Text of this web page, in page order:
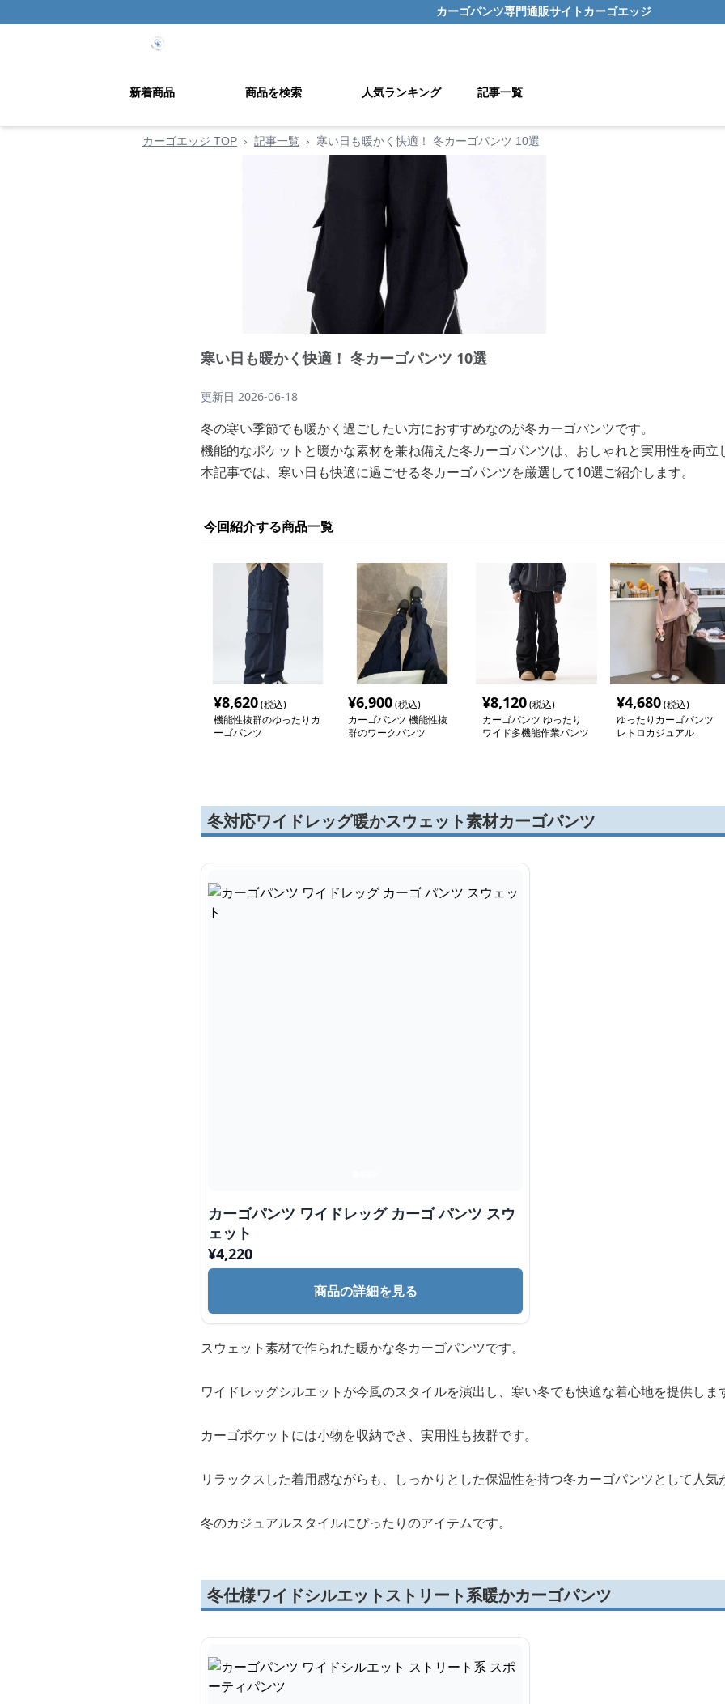
カーゴパンツ専門通販サイト カーゴエッジ
新着商品 商品を検索 人気ランキング 記事一覧
カーゴエッジ TOP › 記事一覧 › 寒い日も暖かく快適！ 冬カーゴパンツ 10選
寒い日も暖かく快適！ 冬カーゴパンツ 10選
更新日 2026-06-18
冬の寒い季節でも暖かく過ごしたい方におすすめなのが冬カーゴパンツです。
機能的なポケットと暖かな素材を兼ね備えた冬カーゴパンツは、おしゃれと実用性を両
本記事では、寒い日も快適に過ごせる冬カーゴパンツを厳選して10選ご紹介します。
今回紹介する商品一覧
¥8,620(税込)
機能性抜群のゆったりカ
ーゴパンツ
¥6,900(税込)
カーゴパンツ 機能性抜
群のワークパンツ
¥8,120(税込)
カーゴパンツ ゆったり
ワイド多機能作業パンツ
¥4,680(税込)
ゆったりカーゴパンツ
レトロカジュアル
冬対応ワイドレッグ暖かスウェット素材カーゴパンツ
カーゴパンツ ワイドレッグ カーゴ パンツ スウ
ェット
¥4,220
商品の詳細を見る
スウェット素材で作られた暖かな冬カーゴパンツです。
ワイドレッグシルエットが今風のスタイルを演出し、寒い冬でも快適な着心地を提供しま
カーゴポケットには小物を収納でき、実用性も抜群です。
リラックスした着用感ながらも、しっかりとした保温性を持つ冬カーゴパンツとして人気
冬のカジュアルスタイルにぴったりのアイテムです。
冬仕様ワイドシルエットストリート系暖かカーゴパンツ